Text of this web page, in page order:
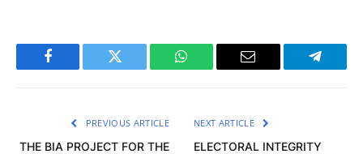
Facebook Twitter WhatsApp Email
PREVIOUS ARTICLE
THE BIA PROJECT FOR THE
NEXT ARTICLE
ELECTORAL INTEGRITY